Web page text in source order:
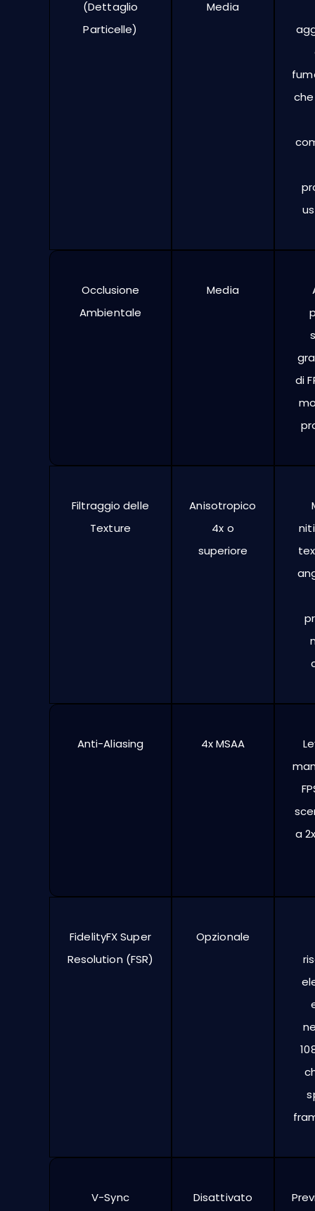
(Dettaglio
Particelle)
Media
Occlusione
Ambientale
Media
di
Filtraggio delle
Texture
Anisotropico
4x o
superiore
Anti-Aliasing 4x MSAA
a
FidelityFX Super
Resolution (FSR)
Opzionale
V-Sync Disattivato